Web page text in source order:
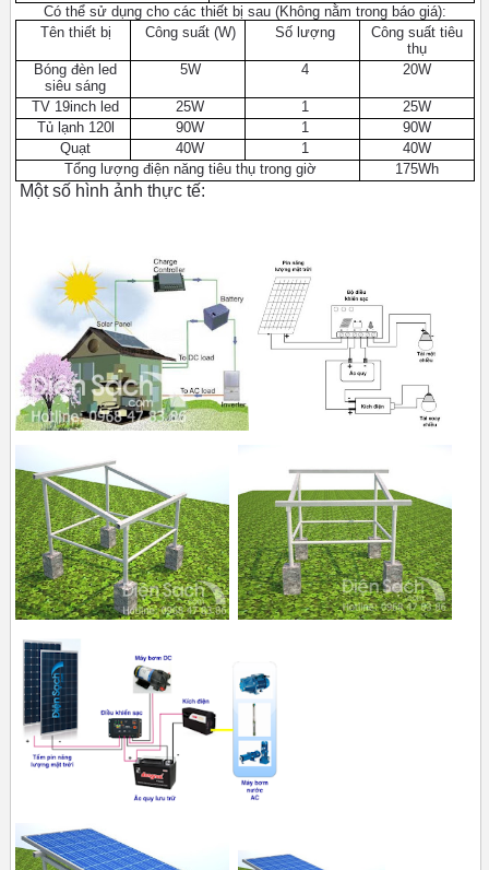
Có thể sử dụng cho các thiết bị sau (Không nằm trong báo giá):
Tên thiết bị
Công suất (W) Số lượng
Công suất tiêu
thụ
Bóng đèn led
siêu sáng
5W 4 20W
TV 19inch led 25W 1
25W
Tủ lạnh 120l
90W 1
90W
Quạt
40W 1
40W
Tổng lượng điện năng tiêu thụ trong giờ
175Wh
Một số hình ảnh thực tế: